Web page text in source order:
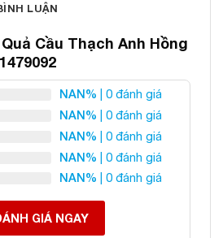
LUẬN
Quả Cầu Thạch Anh Hồng
NAN% | 0 đánh giá
NAN% | 0 đánh giá
NAN% | 0 đánh giá
NAN% | 0 đánh giá
NAN% | 0 đánh giá
GIÁ NGAY